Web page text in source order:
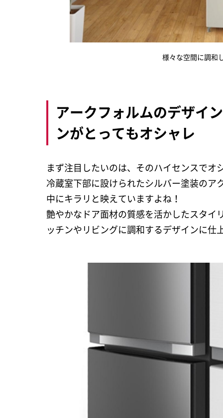
様々な空間に調和
アークフォルムのデザイ
ンがとってもオシャレ
まず注目したいのは、そのハイセンスでオ
冷蔵室下部に設けられたシルバー塗装のア
中にキラリと映えていますよね！
艶やかなドア面材の質感を活かしたスタイ
ッチンやリビングに調和するデザインに仕